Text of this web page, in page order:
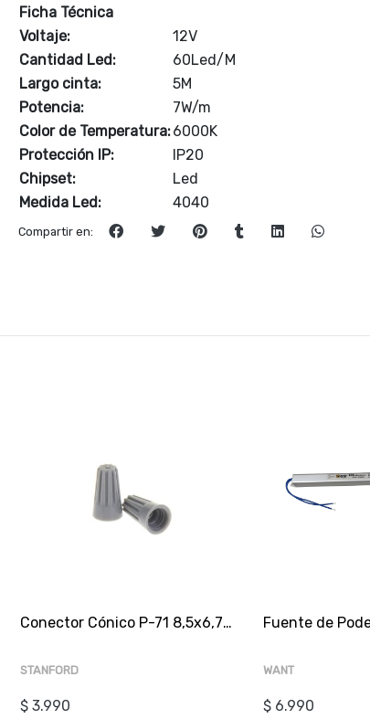
Ficha Técnica
Voltaje:
12V
Cantidad Led:
60Led/M
Largo cinta:
5M
Potencia:
7W/m
Color de Temperatura:6000K
Protección IP:
IP20
Chipset:
Led
Medida Led:
4040
Compartir en:
Conector Cónico P-71 8,5x6,7x15mm x100 Gris
STANFORD
$ 3.990
WANT
$ 6.990